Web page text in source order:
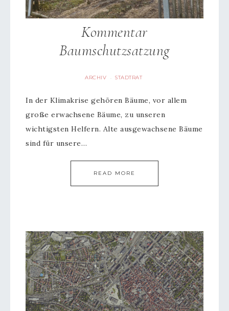
Kommentar
Baumschutzsatzung
ARCHIV · STADTRAT
In der Klimakrise gehören Bäume, vor allem
große erwachsene Bäume, zu unseren
wichtigsten Helfern. Alte ausgewachsene Bäume
sind für unsere…
READ MORE